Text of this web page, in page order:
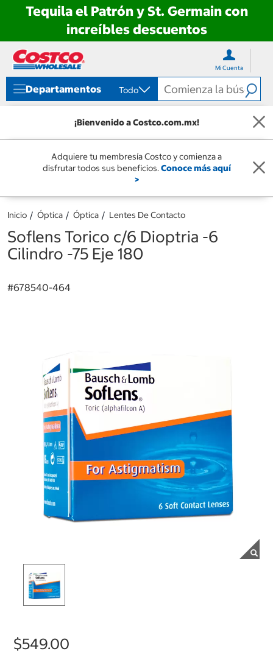
Tequila el Patrón y St. Germain con
increíbles descuentos
directo
contenido
directo
menú
navegación
Mi Cuenta
Departamentos Todo
¡Bienvenido a Costco.com.mx!
Adquiere tu membresía Costco y comienza a
disfrutar todos sus beneficios.Conoce más aquí
>
Inicio Óptica Óptica Lentes De Contacto
Soflens Torico c/6 Dioptria -6
Cilindro -75 Eje 180
#678540-464
$549.00